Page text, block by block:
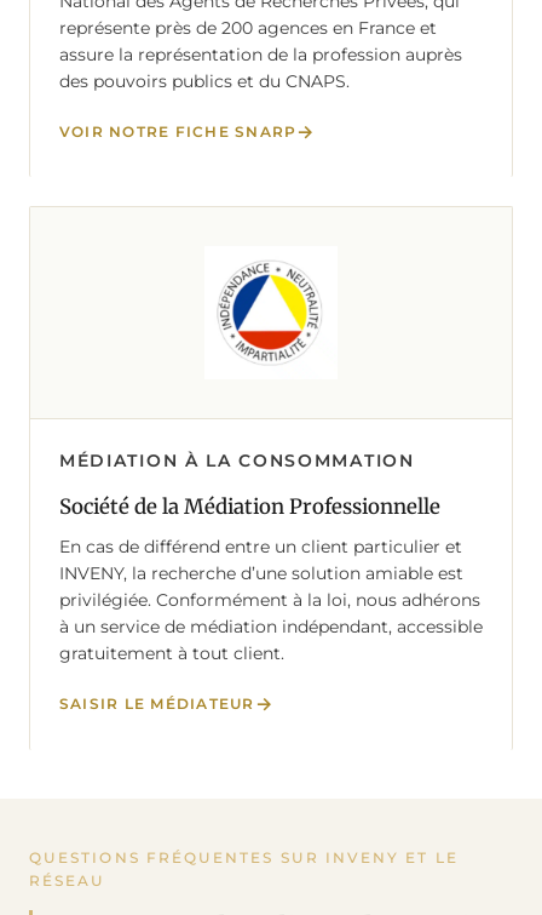
représente près de 200 agences en France et
assure la représentation de la profession auprès
des pouvoirs publics et du CNAPS.
VOIR NOTRE FICHE SNARP
MÉDIATION À LA CONSOMMATION
Société de la Médiation Professionnelle
En cas de différend entre un client particulier et
INVENY, la recherche d’une solution amiable est
privilégiée. Conformément à la loi, nous adhérons
à un service de médiation indépendant, accessible
gratuitement à tout client.
SAISIR LE MÉDIATEUR
QUESTIONS FRÉQUENTES SUR INVENY ET LE
RÉSEAU